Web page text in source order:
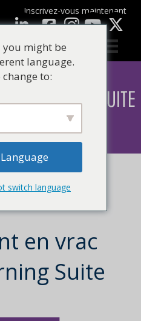
Inscrivez-vous maintenant
LinkedInFacebook Youtube
de
en vrac
Suite
you might be
language.
to:
switch language